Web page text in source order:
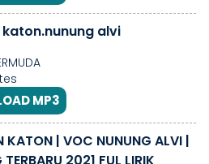
alvi
MP3
KATON | VOC NUNUNG ALVI |